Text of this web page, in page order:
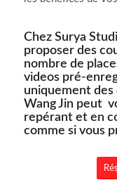
Chez Surya
proposer des
nombre de
videos pré-
uniquement des
Wang Jin peut
repérant et en
comme si vous